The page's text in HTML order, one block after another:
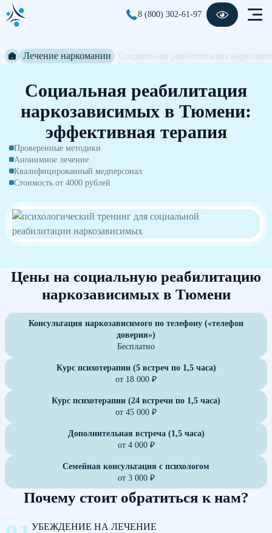
8 (800) 302-61-97
Лечение наркомании
Социальная реабилитация
наркозависимых в Тюмени:
эффективная терапия
Проверенные методики
Анонимное лечение
Квалифицированный медперсонал
Стоимость от 4000 рублей
Цены на социальную реабилитацию
наркозависимых в Тюмени
Консультация наркозависимого по телефону («телефон
доверия»)
Бесплатно
Курс психотерапии (5 встреч по 1,5 часа)
от 18 000 ₽
Курс психотерапии (24 встречи по 1,5 часа)
от 45 000 ₽
Дополнительная встреча (1,5 часа)
от 4 000 ₽
Семейная консультация с психологом
от 3 000 ₽
Почему стоит обратиться к нам?
УБЕЖДЕНИЕ НА ЛЕЧЕНИЕ